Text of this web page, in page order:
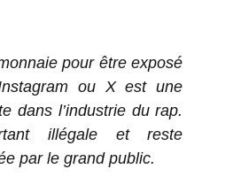
pour être exposé
ou X est une
dans l’industrie du rap.
illégale et reste
par le grand public.